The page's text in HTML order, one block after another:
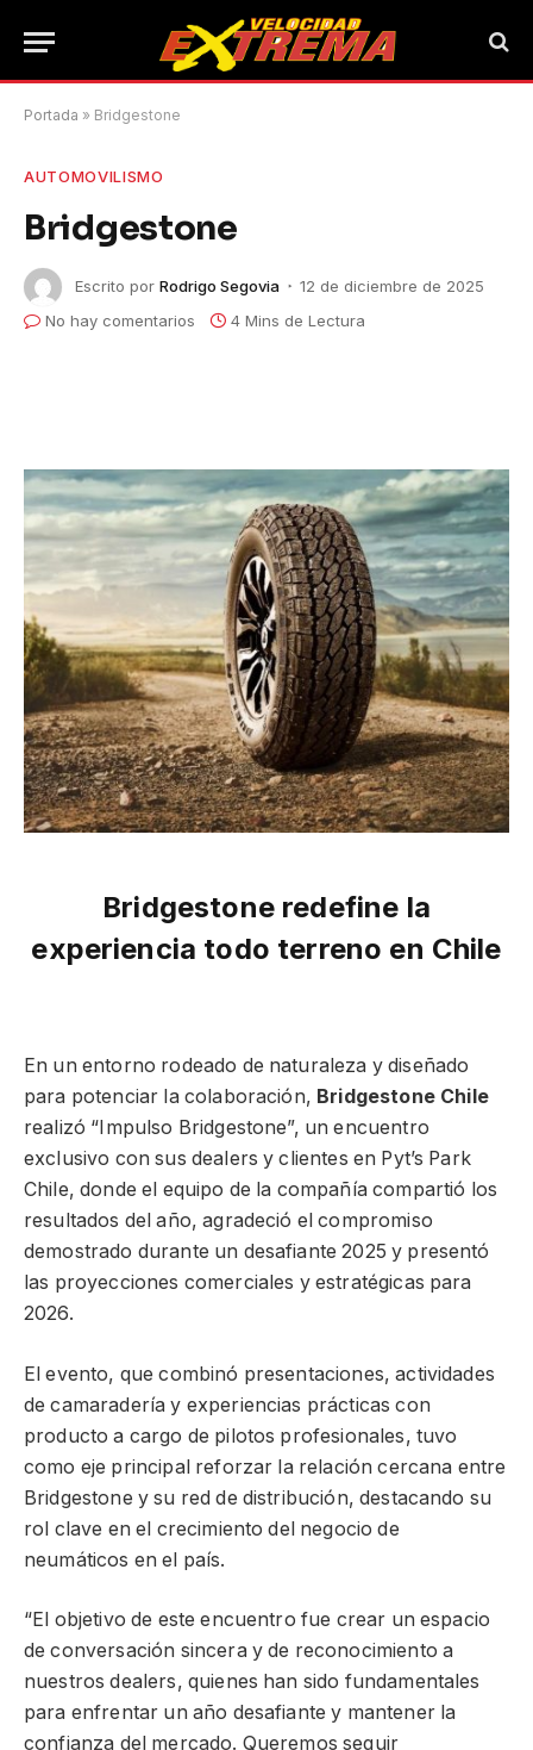
Portada » Bridgestone
AUTOMOVILISMO
Bridgestone
Escrito por Rodrigo Segovia
12 de diciembre de 2025
No hay comentarios
4 Mins de Lectura
Bridgestone redefine la
experiencia todo terreno en Chile
En un entorno rodeado de naturaleza y diseñado
para potenciar la colaboración, Bridgestone Chile
realizó “Impulso Bridgestone”, un encuentro
exclusivo con sus dealers y clientes en Pyt’s Park
Chile, donde el equipo de la compañía compartió los
resultados del año, agradeció el compromiso
demostrado durante un desafiante 2025 y presentó
las proyecciones comerciales y estratégicas para
2026.
El evento, que combinó presentaciones, actividades
de camaradería y experiencias prácticas con
producto a cargo de pilotos profesionales, tuvo
como eje principal reforzar la relación cercana entre
Bridgestone y su red de distribución, destacando su
rol clave en el crecimiento del negocio de
neumáticos en el país.
“El objetivo de este encuentro fue crear un espacio
de conversación sincera y de reconocimiento a
nuestros dealers, quienes han sido fundamentales
para enfrentar un año desafiante y mantener la
confianza del mercado. Queremos seguir